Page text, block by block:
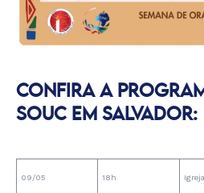
CONFIRA A
SOUC EM SALVADOR:
09/05 18h